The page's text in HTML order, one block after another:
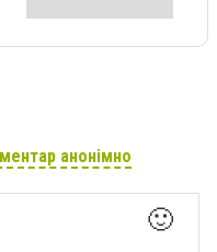
анонімно
🙂